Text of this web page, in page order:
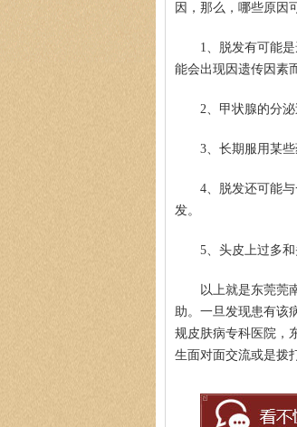
因，那么，哪些原因
1、脱发有可能
能会出现因遗传因素
2、甲状腺的分
3、长期服用某
4、脱发还可能
发。
5、头皮上过多
以上就是东莞莞
助。一旦发现患有该
规皮肤病专科医院，
生面对面交流或是拨